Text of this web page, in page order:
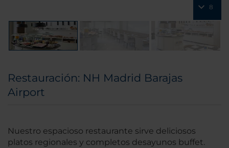
8
Restauración: NH Madrid Barajas
Airport
Nuestro espacioso restaurante sirve deliciosos
platos regionales y completos desayunos buffet.